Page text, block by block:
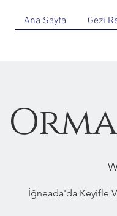
Ana Sayfa Gezi
İğneada'da Keyifle